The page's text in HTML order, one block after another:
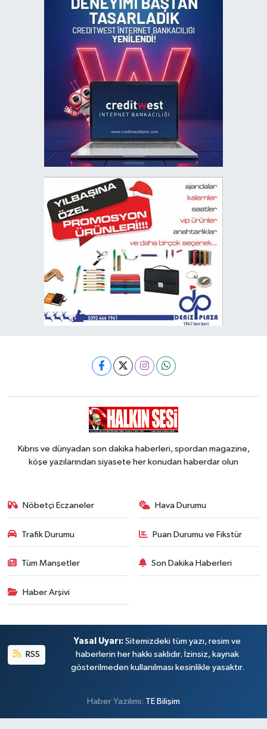
Kıbrıs ve dünyadan son dakika haberleri, spordan magazine,
köşe yazılarından siyasete her konudan haberdar olun
Nöbetçi Eczaneler Hava Durumu
Trafik Durumu Puan Durumu ve Fikstür
Tüm Manşetler Son Dakika Haberleri
Haber Arşivi
RSS
Yasal Uyarı: Sitemizdeki tüm yazı, resim ve
haberlerin her hakkı saklıdır. İzinsiz, kaynak
gösterilmeden kullanılması kesinlikle yasaktır.
Haber Yazılımı: TE Bilişim